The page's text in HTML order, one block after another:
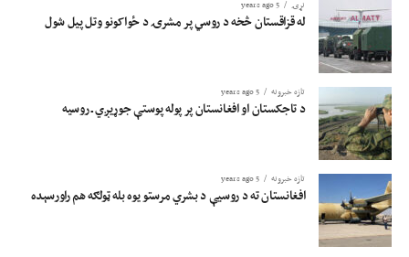
نړۍ 5 years ago
له قزاقستان څخه د روسي پر مشرۍ د ځواکونو وتل پیل شول
تازه خبرونه 5 years ago
د تاجکستان او افغانستان پر پوله پوستې جوړیږي ـ روسیه
تازه خبرونه 5 years ago
افغانستان ته د روسیې د بشري مرستو یوه بله ټولګه هم راورسېده